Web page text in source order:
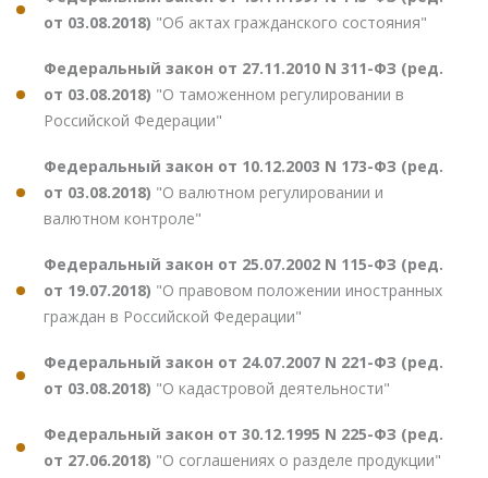
от 03.08.2018) "Об актах гражданского состояния"
Федеральный закон от 27.11.2010 N 311-ФЗ (ред.
от 03.08.2018) "О таможенном регулировании в
Российской Федерации"
Федеральный закон от 10.12.2003 N 173-ФЗ (ред.
от 03.08.2018) "О валютном регулировании и
валютном контроле"
Федеральный закон от 25.07.2002 N 115-ФЗ (ред.
от 19.07.2018) "О правовом положении иностранных
граждан в Российской Федерации"
Федеральный закон от 24.07.2007 N 221-ФЗ (ред.
от 03.08.2018) "О кадастровой деятельности"
Федеральный закон от 30.12.1995 N 225-ФЗ (ред.
от 27.06.2018) "О соглашениях о разделе продукции"